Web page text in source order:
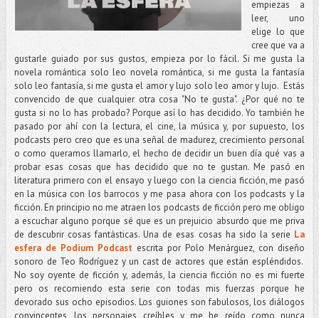
empiezas a
leer, uno
elige lo que
cree que va a
gustarle guiado por sus gustos, empieza por lo fácil. Si me gusta la
novela romántica solo leo novela romántica, si me gusta la fantasía
solo leo fantasía, si me gusta el amor y lujo solo leo amor y lujo. Estás
convencido de que cualquier otra cosa "No te gusta". ¿Por qué no te
gusta si no lo has probado? Porque así lo has decidido. Yo también he
pasado por ahí con la lectura, el cine, la música y, por supuesto, los
podcasts pero creo que es una señal de madurez, crecimiento personal
o como queramos llamarlo, el hecho de decidir un buen día qué vas a
probar esas cosas que has decidido que no te gustan. Me pasó en
literatura primero con el ensayo y luego con la ciencia ficción, me pasó
en la música con los barrocos y me pasa ahora con los podcasts y la
ficción. En principio no me atraen los podcasts de ficción pero me obligo
a escuchar alguno porque sé que es un prejuicio absurdo que me priva
de descubrir cosas fantásticas. Una de esas cosas ha sido la serie La
esfera de Podium Podcast escrita por Polo Menárguez, con diseño
sonoro de Teo Rodríguez y un cast de actores que están espléndidos.
No soy oyente de ficción y, además, la ciencia ficción no es mi fuerte
pero os recomiendo esta serie con todas mis fuerzas porque he
devorado sus ocho episodios. Los guiones son fabulosos, los diálogos
convincentes, los personajes creíbles y me he reído como nunca